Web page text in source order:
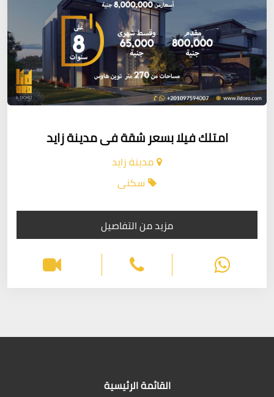
امتلك فيلا بسعر شقة فى مدينة زايد
مدينة زايد
سكنى
مزيد من التفاصيل
القائمة الرئيسية